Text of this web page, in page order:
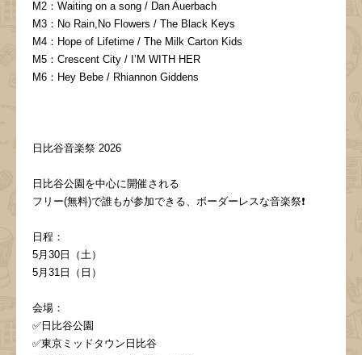
M2：Waiting on a song / Dan Auerbach
M3：No Rain,No Flowers / The Black Keys
M4：Hope of Lifetime / The Milk Carton Kids
M5：Crescent City / I’M WITH HER
M6：Hey Bebe / Rhiannon Giddens
日比谷音楽祭 2026
日比谷公園を中心に開催される
フリー(無料)で誰もが参加できる、ボーダーレスな音楽祭❗️
日程：
5月30日（土）
5月31日（日）
会場：
✅日比谷公園
✅東京ミッドタウン日比谷